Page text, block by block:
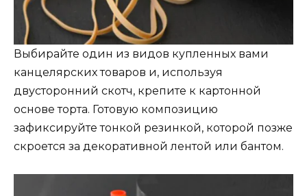
Выбирайте один из видов купленных вами
канцелярских товаров и, используя
двусторонний скотч, крепите к картонной
основе торта. Готовую композицию
зафиксируйте тонкой резинкой, которой позже
скроется за декоративной лентой или бантом.